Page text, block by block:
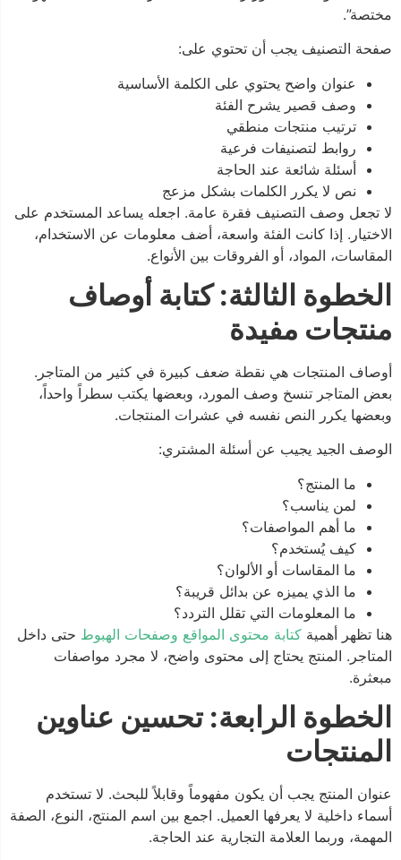
مختصة”.
صفحة التصنيف يجب أن تحتوي على:
عنوان واضح يحتوي على الكلمة الأساسية
وصف قصير يشرح الفئة
ترتيب منتجات منطقي
روابط لتصنيفات فرعية
أسئلة شائعة عند الحاجة
نص لا يكرر الكلمات بشكل مزعج
لا تجعل وصف التصنيف فقرة عامة. اجعله يساعد المستخدم على
الاختيار. إذا كانت الفئة واسعة، أضف معلومات عن الاستخدام،
المقاسات، المواد، أو الفروقات بين الأنواع.
الخطوة الثالثة: كتابة أوصاف
منتجات مفيدة
أوصاف المنتجات هي نقطة ضعف كبيرة في كثير من المتاجر.
بعض المتاجر تنسخ وصف المورد، وبعضها يكتب سطراً واحداً،
وبعضها يكرر النص نفسه في عشرات المنتجات.
الوصف الجيد يجيب عن أسئلة المشتري:
ما المنتج؟
لمن يناسب؟
ما أهم المواصفات؟
كيف يُستخدم؟
ما المقاسات أو الألوان؟
ما الذي يميزه عن بدائل قريبة؟
ما المعلومات التي تقلل التردد؟
هنا تظهر أهمية كتابة محتوى المواقع وصفحات الهبوطحتى داخل
المتاجر. المنتج يحتاج إلى محتوى واضح، لا مجرد مواصفات
مبعثرة.
الخطوة الرابعة: تحسين عناوين
المنتجات
عنوان المنتج يجب أن يكون مفهوماً وقابلاً للبحث. لا تستخدم
أسماء داخلية لا يعرفها العميل. اجمع بين اسم المنتج، النوع، الصفة
المهمة، وربما العلامة التجارية عند الحاجة.